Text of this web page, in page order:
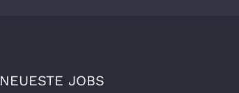
NEUESTE JOBS